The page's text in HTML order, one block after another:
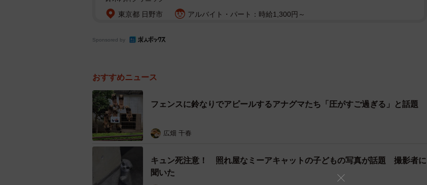
凍ったペットボトルを持って…ん？ごはん？（提供）
―かわいいですね！いつも凍ったペットボトルをあげているんですか？
「いえ、優香ちゃんは今年が初めてなんです。レッサーパンダは成獣になると単独生活を
するんですが、幸いなことに当園では繁殖が進んで手狭になったので、今年展示場を新設
し、優香たちも移ってきたんです。ただ、ここは木陰だけでクーラーはなくて…。レッサー
東京都 日野市 アルバイト・パート：時給1,300円～
Sponsored by
おすすめニュース
フェンスに鈴なりでアピールするアナグマたち「圧がすご過ぎる」と話題
広畑 千春
キュン死注意！ 照れ屋なミーアキャットの子どもの写真が話題 撮影者に
聞いた